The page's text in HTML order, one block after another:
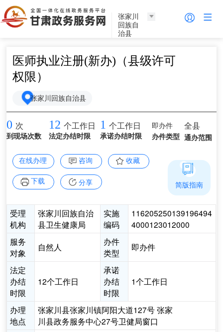
张家川
回族自
治县
医师执业注册(新办)（县级许可
权限）
张家川回族自治县
0 次
到现场次数
12 个工作日
法定办结时限
1 个工作日
承诺办结时限
即办件
办件类型
全县
通办范围
在线办理 咨询 收藏
下载 分享
受理
机构
张家川回族自治
县卫生健康局
实施
编码
116205250139196494
4000123012000
服务
对象
自然人
办件
类型
即办件
法定
办结
时限
12个工作日
承诺
办结
时限
1个工作日
办理
地点
张家川县张家川镇阿阳大道127号 张家
川县政务服务中心27号卫健局窗口
简版指南